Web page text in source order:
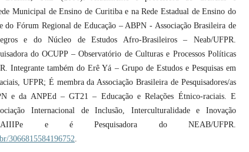
Municipal de Ensino de Curitiba e na Rede Estadual de Ensino do
do Fórum Regional de Educação – ABPN - Associação Brasileira de
e do Núcleo de Estudos Afro-Brasileiros – Neab/UFPR.
do OCUPP – Observatório de Culturas e Processos Políticas
Integrante também do Erê Yá – Grupo de Estudos e Pesquisas em
UFPR; É membra da Associação Brasileira de Pesquisadores/as
e da ANPEd – GT21 – Educação e Relações Étnico-raciais. E
Internacional de Inclusão, Interculturalidade e Inovação
AIIIPe e é Pesquisadora do NEAB/UFPR.
3066815584196752.